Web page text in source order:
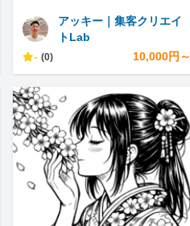
アッキー｜集客クリエイ
トLab
- (0) 10,000円～